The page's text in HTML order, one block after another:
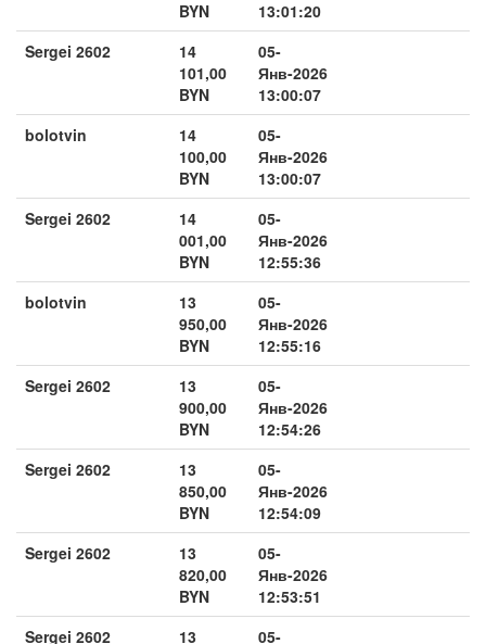
BYN
13:01:20
Sergei 2602
14
101,00
BYN
05-
Янв-2026
13:00:07
bolotvin
14
100,00
BYN
05-
Янв-2026
13:00:07
Sergei 2602
14
001,00
BYN
05-
Янв-2026
12:55:36
bolotvin
13
950,00
BYN
05-
Янв-2026
12:55:16
Sergei 2602
13
900,00
BYN
05-
Янв-2026
12:54:26
Sergei 2602
13
850,00
BYN
05-
Янв-2026
12:54:09
Sergei 2602
13
820,00
BYN
05-
Янв-2026
12:53:51
Sergei 2602
13
05-